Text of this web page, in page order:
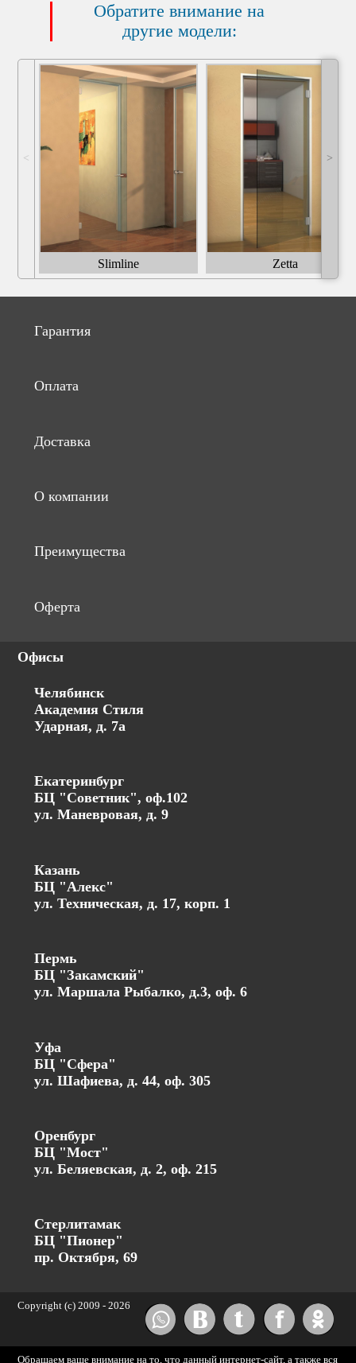
Обратите внимание на
другие модели:
˂
Slimline Zetta
˃
Гарантия
Оплата
Доставка
О компании
Преимущества
Оферта
Офисы
Челябинск
Академия Стиля
Ударная, д. 7а
Екатеринбург
БЦ "Советник", оф.102
ул. Маневровая, д. 9
Казань
БЦ "Алекс"
ул. Техническая, д. 17, корп. 1
Пермь
БЦ "Закамский"
ул. Маршала Рыбалко, д.3, оф. 6
Уфа
БЦ "Сфера"
ул. Шафиева, д. 44, оф. 305
Оренбург
БЦ "Мост"
ул. Беляевская, д. 2, оф. 215
Стерлитамак
БЦ "Пионер"
пр. Октября, 69
Copyright (c) 2009 -2026
Обращаем ваше внимание на то, что данный интернет-сайт, а также вся